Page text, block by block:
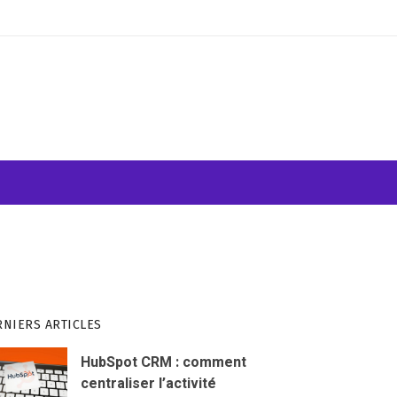
ARTICLES
HubSpot CRM : comment
centraliser l’activité